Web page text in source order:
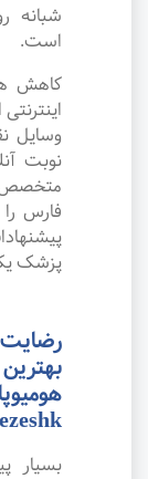
شبانه
است.
کاهش
وسایل
نوبت
متخصص
فارس
پزشک
رضایت
بسیار